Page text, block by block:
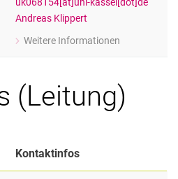
uk068154[at]uni-kassel[dot]de
Andreas Klippert
Weitere Informationen
zu Andreas Klippert
(Leitung)
Kontaktinfos